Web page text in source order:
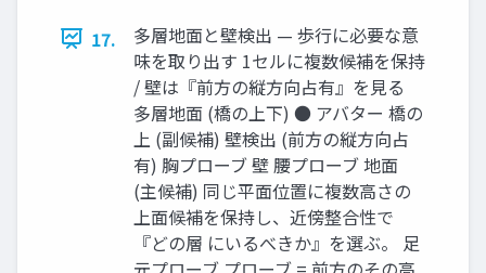
17.
多層地面と壁検出 — 歩行に必要な意
味を取り出す 1セルに複数候補を保持
/ 壁は『前方の縦方向占有』を見る
多層地面 (橋の上下) ● アバター 橋の
上 (副候補) 壁検出 (前方の縦方向占
有) 胸プローブ 壁 腰プローブ 地面
(主候補) 同じ平面位置に複数高さの
上面候補を保持し、近傍整合性で
『どの層 にいるべきか』を選ぶ。 足